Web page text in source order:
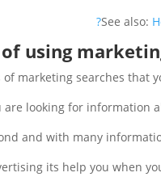
See also:
using
marketing searches that
looking for information
and with many
its help you when